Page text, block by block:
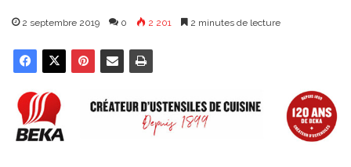
2 septembre 2019 0 2 201 2 minutes de lecture